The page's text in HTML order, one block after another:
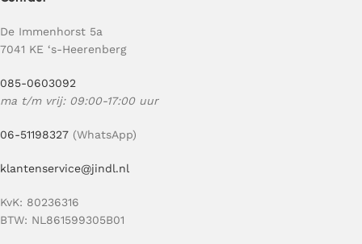
De Immenhorst 5a
7041 KE ‘s-Heerenberg
085-0603092
ma t/m vrij: 09:00-17:00 uur
06-51198327 (WhatsApp)
klantenservice@jindl.nl
KvK: 80236316
BTW: NL861599305B01